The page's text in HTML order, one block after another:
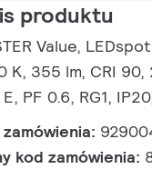
produktu
Value,
K, 355 lm, CRI
E, PF 0.6, RG1,
zamówienia:
kod zamówienia: